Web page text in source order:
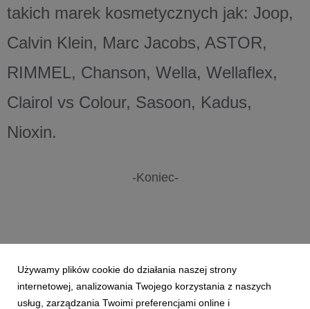
takich marek kosmetycznych jak: Joop,
Calvin Klein, Marc Jacobs, ASTOR,
RIMMEL, Chanson, Wella, Wellaflex,
Clairol vs Colour, Sasoon, Kadus,
Nioxin.
-Koniec-
Załączniki
Używamy plików cookie do działania naszej strony
internetowej, analizowania Twojego korzystania z naszych
usług, zarządzania Twoimi preferencjami online i